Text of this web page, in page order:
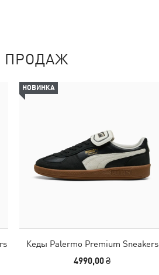
ПРОДАЖ
НОВИНКА
Кеды Palermo Premium Sneakers
4990,00 ₴